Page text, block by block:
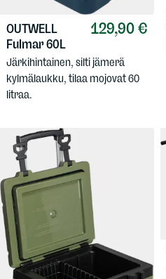
129,90 €
OUTWELL
Fulmar 60L
Järkihintainen, silti jämerä
kylmälaukku, tilaa mojovat 60
litraa.